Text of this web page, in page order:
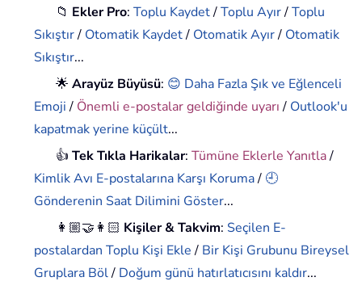
📁 Ekler Pro:Toplu Kaydet/Toplu Ayır/Toplu
Sıkıştır/ Otomatik Kaydet/ Otomatik Ayır/ Otomatik
Sıkıştır...
🌟Arayüz Büyüsü: 😊 Daha Fazla Şık ve Eğlenceli
Emoji/ Önemli e-postalar geldiğinde uyarı/ Outlook'u
kapatmak yerine küçült...
👍Tek Tıkla Harikalar:Tümüne Eklerle Yanıtla/
Kimlik Avı E-postalarına Karşı Koruma/ 🕘
Gönderenin Saat Dilimini Göster...
👩🏼‍🤝‍👩🏻 Kişiler & Takvim: Seçilen E-
postalardan Toplu Kişi Ekle/ Bir Kişi Grubunu Bireysel
Gruplara Böl/ Doğum günü hatırlatıcısını kaldır...